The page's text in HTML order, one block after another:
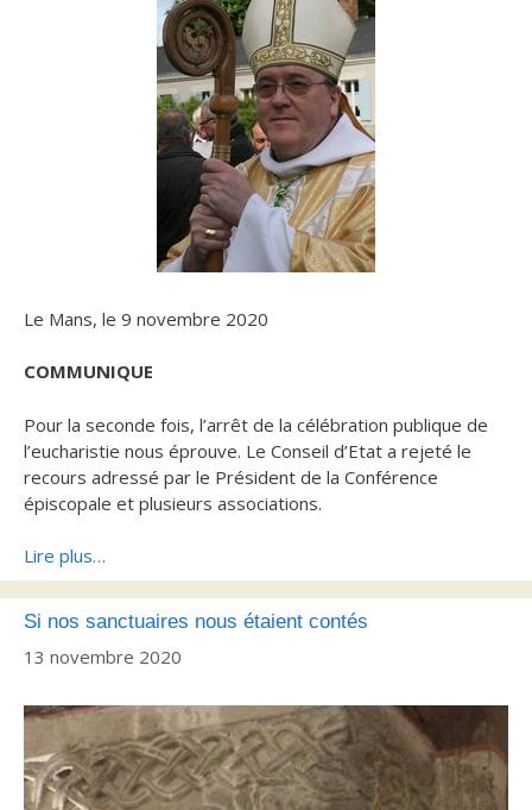
Le Mans, le 9 novembre 2020
COMMUNIQUE
Pour la seconde fois, l’arrêt de la célébration publique de
l’eucharistie nous éprouve. Le Conseil d’Etat a rejeté le
recours adressé par le Président de la Conférence
épiscopale et plusieurs associations.
Lire plus…
Si nos sanctuaires nous étaient contés
13 novembre 2020